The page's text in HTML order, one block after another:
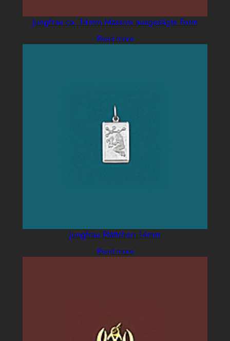
Jungfrau ca. 14mm Massive ausgesägte Form
Read more
Jungfrau Plättchen 14mm
Read more